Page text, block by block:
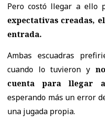
Pero costó llegar a ello
expectativas creadas,
entrada.
Ambas escuadras
cuando lo tuvieron y
cuenta para llegar
esperando más un error
una jugada propia.